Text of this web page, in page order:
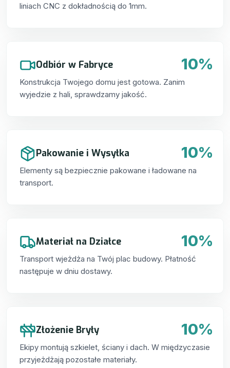
liniach CNC z dokładnością do 1mm.
10%
Odbiór w Fabryce
Konstrukcja Twojego domu jest gotowa. Zanim
wyjedzie z hali, sprawdzamy jakość.
10%
Pakowanie i Wysyłka
Elementy są bezpiecznie pakowane i ładowane na
transport.
10%
Materiał na Działce
Transport wjeżdża na Twój plac budowy. Płatność
następuje w dniu dostawy.
10%
Złożenie Bryły
Ekipy montują szkielet, ściany i dach. W międzyczasie
przyjeżdżają pozostałe materiały.